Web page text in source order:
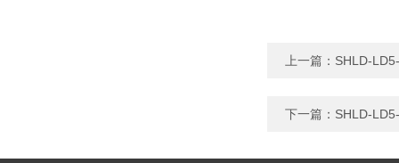
上一篇： SHLD-
下一篇： SHLD-